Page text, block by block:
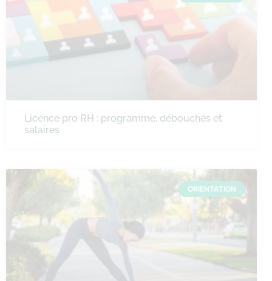
Licence pro RH : programme, débouchés et
salaires
ORIENTATION